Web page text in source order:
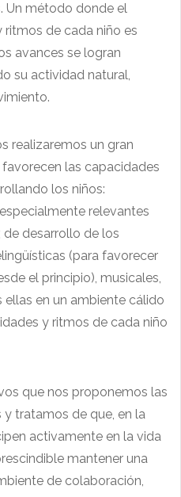
Un método donde el
ritmos de cada niño es
avances se logran
su actividad natural,
realizaremos un gran
las capacidades
los niños:
relevantes
de desarrollo de los
(para favorecer
el principio), musicales,
ellas en un ambiente cálido
y ritmos de cada niño
que nos proponemos las
tratamos de que, en la
activamente en la vida
mantener una
de colaboración,